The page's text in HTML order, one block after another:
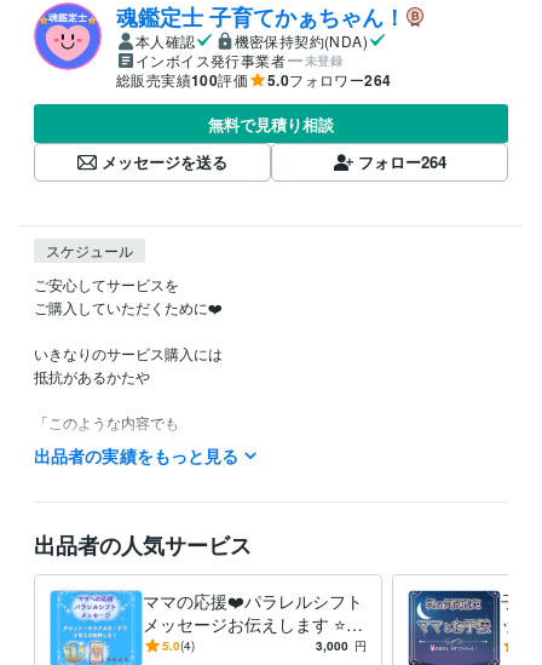
魂鑑定士 子育てかぁちゃん！
本人確認
機密保持契約(NDA)
インボイス発行事業者
未登録
総販売実績100評価 5.0フォロワー264
無料で見積り相談
メッセージを送る
フォロー264
スケジュール
ご安心してサービスを
ご購入していただくために❤️
いきなりのサービス購入には
抵抗があるかたや
「このような内容でも
鑑定してもらえるのかなぁ？」など
お気軽に
ホーム画面の「メッセージ」
のところから
お問い合わせください。
こちらから
出品者の実績をもっと見る
出品者の人気サービス
ママの応援❤️パラレルシフト
メッセージお伝えします ⭐️タ
ロット・オラクルカード⭐️子
5.0(4) 3,000 円
子育
ット
子の